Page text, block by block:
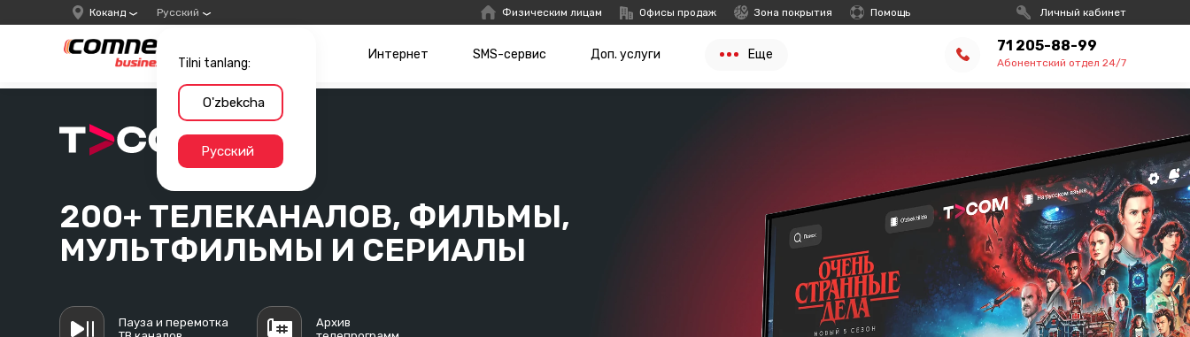
Коканд Русский
Tilni tanlang:
O'zbekcha
Русский
Физическим лицам Офисы продаж Зона покрытия Помощь Личный кабинет
Интернет SMS-сервис Доп. услуги Еще 71 205-88-99
Абонентский отдел 24/7
200+ ТЕЛЕКАНАЛОВ, ФИЛЬМЫ,
МУЛЬТФИЛЬМЫ И СЕРИАЛЫ
Пауза и перемотка
Архив